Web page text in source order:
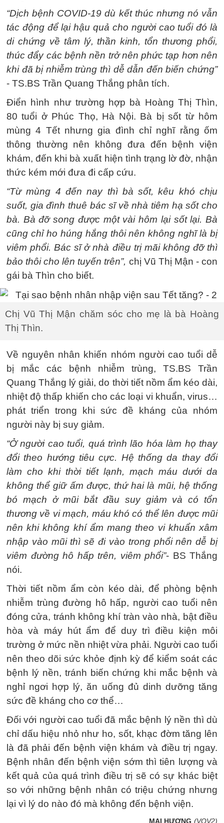
“Dịch bệnh COVID-19 dù kết thúc nhưng nó vẫn
tác động để lại hậu quả cho người cao tuổi đó là
di chứng về tâm lý, thần kinh, tổn thương phổi,
thúc đẩy các bệnh nền trở nên phức tạp hơn nên
khi đã bị nhiễm trùng thì dễ dẫn đến biến chứng”
- TS.BS Trần Quang Thắng phân tích.
Điển hình như trường hợp bà Hoàng Thị Thìn,
80 tuổi ở Phúc Thọ, Hà Nội. Bà bị sốt từ hôm
mùng 4 Tết nhưng gia đình chỉ nghĩ rằng ốm
thông thường nên không đưa đến bệnh viện
khám, đến khi bà xuất hiện tình trạng lờ đờ, nhận
thức kém mới đưa đi cấp cứu.
“Từ mùng 4 đến nay thì bà sốt, kêu khó chịu
suốt, gia đình thuê bác sĩ về nhà tiêm hạ sốt cho
bà. Bà đỡ song được một vài hôm lại sốt lại. Bà
cũng chỉ ho húng hắng thôi nên không nghĩ là bị
viêm phổi. Bác sĩ ở nhà điều trị mãi không đỡ thì
bảo thôi cho lên tuyến trên”, chị Vũ Thị Mận - con
gái bà Thìn cho biết.
Chị Vũ Thị Mận chăm sóc cho mẹ là bà Hoàng
Thị Thìn.
Về nguyên nhân khiến nhóm người cao tuổi dễ
bị mắc các bệnh nhiễm trùng, TS.BS Trần
Quang Thắng lý giải, do thời tiết nồm ẩm kéo dài,
nhiệt độ thấp khiến cho các loại vi khuẩn, virus…
phát triển trong khi sức đề kháng của nhóm
người này bị suy giảm.
“Ở người cao tuổi, quá trình lão hóa làm họ thay
đổi theo hướng tiêu cực. Hệ thống da thay đổi
làm cho khi thời tiết lạnh, mạch máu dưới da
không thể giữ ấm được, thứ hai là mũi, hệ thống
bó mạch ở mũi bắt đầu suy giảm và có tổn
thương về vi mạch, máu khó có thể lên được mũi
nên khi không khí ẩm mang theo vi khuẩn xâm
nhập vào mũi thì sẽ đi vào trong phổi nên dễ bị
viêm đường hô hấp trên, viêm phổi”- BS Thắng
nói.
Thời tiết nồm ẩm còn kéo dài, để phòng bệnh
nhiễm trùng đường hô hấp, người cao tuổi nên
đóng cửa, tránh không khí tràn vào nhà, bật điều
hòa và máy hút ẩm để duy trì điều kiện môi
trường ở mức nền nhiệt vừa phải. Người cao tuổi
nên theo dõi sức khỏe định kỳ để kiểm soát các
bệnh lý nền, tránh biến chứng khi mắc bệnh và
nghỉ ngơi hợp lý, ăn uống đủ dinh dưỡng tăng
sức đề kháng cho cơ thể…
Đối với người cao tuổi đã mắc bệnh lý nền thì dù
chỉ dấu hiệu nhỏ như ho, sốt, khạc đờm tăng lên
là đã phải đến bệnh viện khám và điều trị ngay.
Bệnh nhân đến bệnh viện sớm thì tiên lượng và
kết quả của quá trình điều trị sẽ có sự khác biệt
so với những bệnh nhân có triệu chứng nhưng
lại vì lý do nào đó mà không đến bệnh viện.
MAI HƯƠNG (VOV2)